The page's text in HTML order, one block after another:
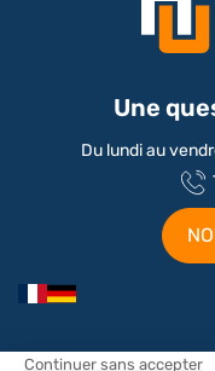
Une
Du lundi au